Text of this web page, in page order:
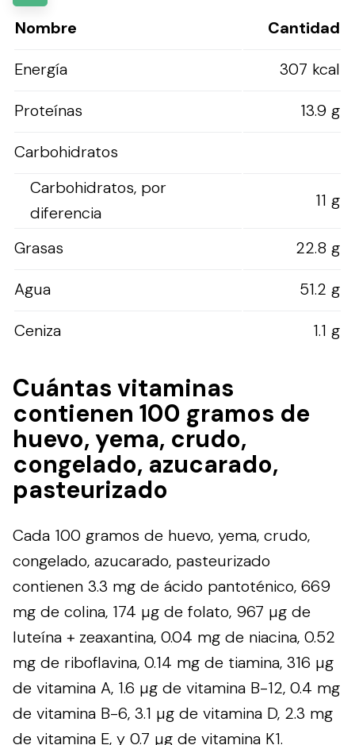
Nombre
Cantidad
Energía
307 kcal
Proteínas
13.9 g
Carbohidratos
Carbohidratos, por
diferencia
11 g
Grasas
22.8 g
Agua
51.2 g
Ceniza
1.1 g
Cuántas vitaminas
contienen 100 gramos de
huevo, yema, crudo,
congelado, azucarado,
pasteurizado
Cada 100 gramos de huevo, yema, crudo,
congelado, azucarado, pasteurizado
contienen 3.3 mg de ácido pantoténico, 669
mg de colina, 174 µg de folato, 967 µg de
luteína + zeaxantina, 0.04 mg de niacina, 0.52
mg de riboflavina, 0.14 mg de tiamina, 316 µg
de vitamina A, 1.6 µg de vitamina B-12, 0.4 mg
de vitamina B-6, 3.1 µg de vitamina D, 2.3 mg
de vitamina E, y 0.7 µg de vitamina K1.